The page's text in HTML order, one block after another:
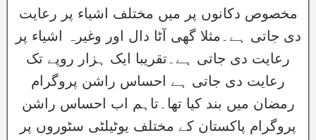
مخصوص دکانوں پر میں مختلف اشیاء پر رعایت
دی جاتی ہے۔مثلا گھی آٹا دال اور وغیرہ اشیاء پر
رعایت دی جاتی ہے۔تقریبا ایک ہزار روپے تک
رعایت دی جاتی ہے احساس راشن پروگرام
رمضان میں بند کیا تھا۔تاہم اب احساس راشن
پروگرام پاکستان کے مختلف یوٹیلٹی سٹوروں پر